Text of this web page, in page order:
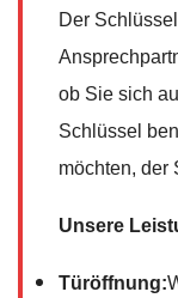
Der
ob Sie sich
Schlüssel
möchten, der
Unsere
Türöffnung: